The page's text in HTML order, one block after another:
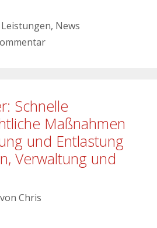
Leistungen, News
Schnelle
Maßnahmen
und Entlastung
Verwaltung und
von Chris